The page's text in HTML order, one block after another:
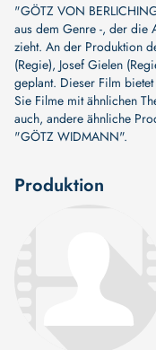
"GÖTZ VON
aus dem Genre -, der die
zieht. An der Produktion
(Regie), Josef Gielen
geplant. Dieser Film
Sie Filme mit ähnlichen
auch, andere ähnliche
"GÖTZ WIDMANN".
Produktion